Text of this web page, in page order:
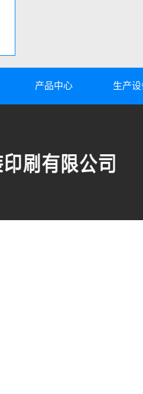
产品中心 生产